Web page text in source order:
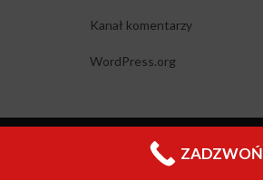
Kanał komentarzy
WordPress.org
Polityka prywatności
ZADZWOŃ